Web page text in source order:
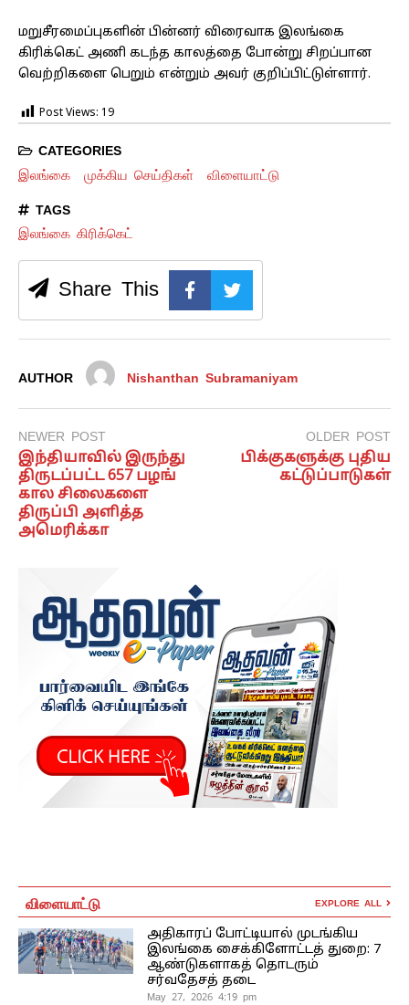
மறுசீரமைப்புகளின் பின்னர் விரைவாக இலங்கை
கிரிக்கெட் அணி கடந்த காலத்தை போன்று சிறப்பான
வெற்றிகளை பெறும் என்றும் அவர் குறிப்பிட்டுள்ளார்.
Post Views: 19
CATEGORIES
இலங்கை முக்கிய செய்திகள் விளையாட்டு
TAGS
இலங்கை கிரிக்கெட்
Share This
AUTHOR Nishanthan Subramaniyam
NEWER POST
இந்​தி​யா​வில் இருந்து
திருடப்​பட்ட 657 பழங்​
கால சிலைகளை
திருப்பி அளித்த
அமெரிக்கா
OLDER POST
பிக்குகளுக்கு புதிய
கட்டுப்பாடுகள்
விளையாட்டு EXPLORE ALL
அதிகாரப் போட்டியால் முடங்கிய
இலங்கை சைக்கிளோட்டத் துறை: 7
ஆண்டுகளாகத் தொடரும்
சர்வதேசத் தடை
May 27, 2026 4:19 pm